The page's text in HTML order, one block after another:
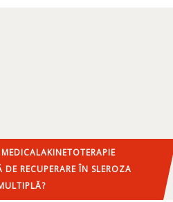
MEDICALAKINETOTERAPIE
RECUPERARE ÎN SLEROZA